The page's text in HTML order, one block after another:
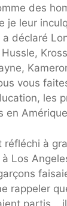
des
je leur
déclaré
vous
les
en
réfléchi à
Los
rappeler
partis…